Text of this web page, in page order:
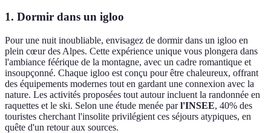
1. Dormir dans un igloo
Pour une nuit inoubliable, envisagez de dormir dans un igloo en
plein cœur des Alpes. Cette expérience unique vous plongera dans
l'ambiance féérique de la montagne, avec un cadre romantique et
insoupçonné. Chaque igloo est conçu pour être chaleureux, offrant
des équipements modernes tout en gardant une connexion avec la
nature. Les activités proposées tout autour incluent la randonnée en
raquettes et le ski. Selon une étude menée parl'INSEE, 40% des
touristes cherchant l'insolite privilégient ces séjours atypiques, en
quête d'un retour aux sources.